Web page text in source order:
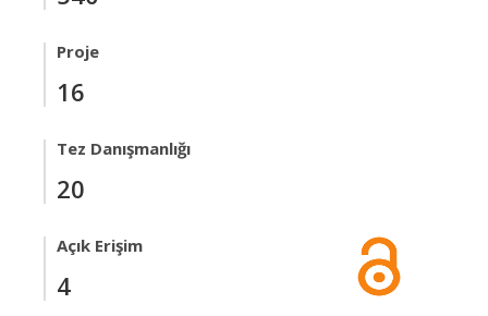
Proje
16
Tez Danışmanlığı
20
Açık Erişim
4